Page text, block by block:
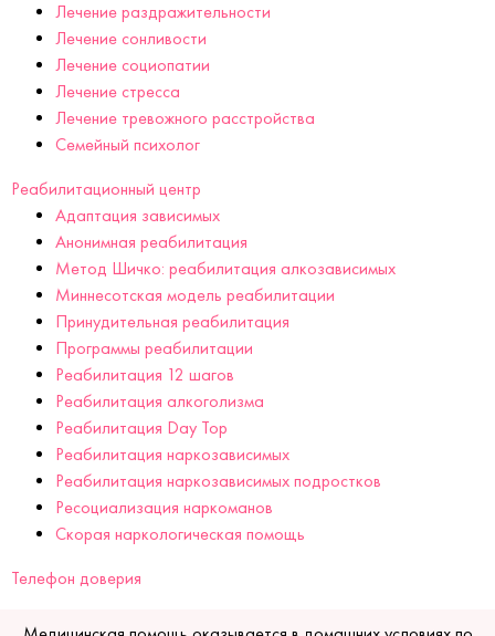
Лечение раздражительности
Лечение сонливости
Лечение социопатии
Лечение стресса
Лечение тревожного расстройства
Семейный психолог
Реабилитационный центр
Адаптация зависимых
Анонимная реабилитация
Метод Шичко: реабилитация алкозависимых
Миннесотская модель реабилитации
Принудительная реабилитация
Программы реабилитации
Реабилитация 12 шагов
Реабилитация алкоголизма
Реабилитация Day Top
Реабилитация наркозависимых
Реабилитация наркозависимых подростков
Ресоциализация наркоманов
Скорая наркологическая помощь
Телефон доверия